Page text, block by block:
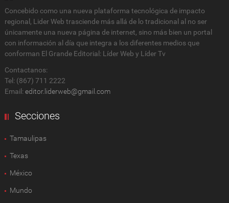
Concebido como una nueva plataforma tecnológica de impacto
regional, Lider Web trasciende más allá de lo tradicional al no ser
únicamente una nueva página de internet, sino más bien un portal
con información al día que integra a los diferentes medios que
conforman El Grande Editorial: Líder Web y Líder Tv
Contactanos:
Tel: (867) 711 2222
Email: editor.liderweb@gmail.com
Secciones
Tamaulipas
Texas
México
Mundo